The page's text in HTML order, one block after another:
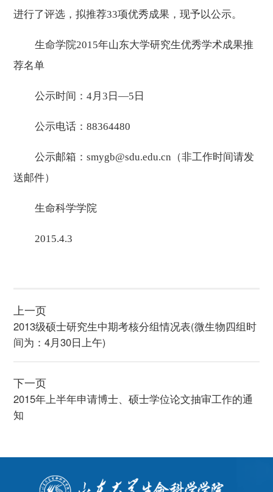
进行了评选，拟推荐33项优秀成果，现予以公示。
生命学院2015年山东大学研究生优秀学术成果推
荐名单
公示时间：4月3日—5日
公示电话：88364480
公示邮箱： smygb@sdu.edu.cn （非工作时间请发
送邮件）
生命科学学院
2015.4.3
上一页
2013级硕士研究生中期考核分组情况表(微生物四组时
间为：4月30日上午)
下一页
2015年上半年申请博士、硕士学位论文抽审工作的通
知